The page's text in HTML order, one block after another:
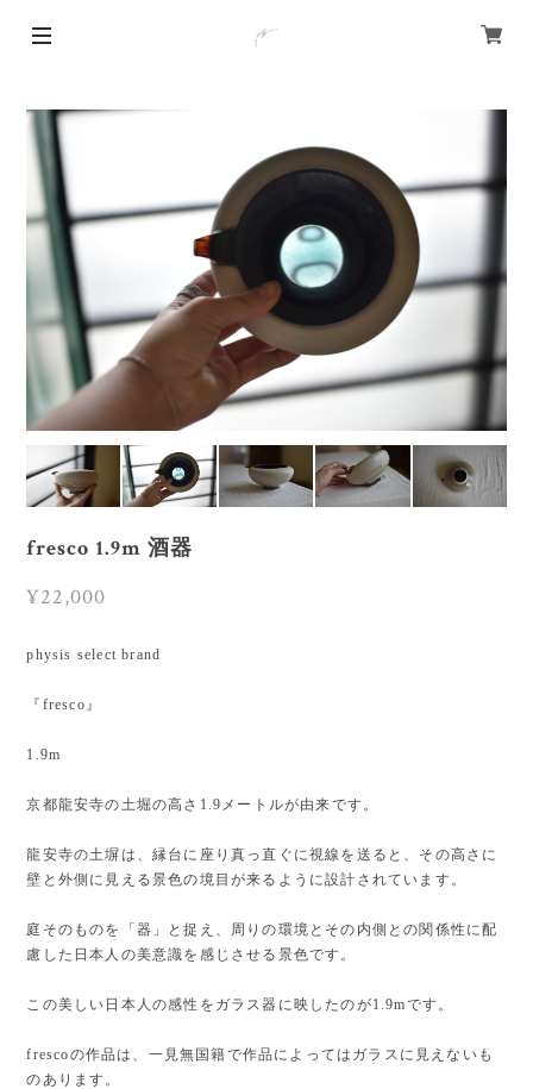
fresco 1.9m 酒器
¥22,000
physis select brand
『fresco』
1.9m
京都龍安寺の土堀の高さ1.9メートルが由来です。
龍安寺の土塀は、縁台に座り真っ直ぐに視線を送ると、その高さに
壁と外側に見える景色の境目が来るように設計されています。
庭そのものを「器」と捉え、周りの環境とその内側との関係性に配
慮した日本人の美意識を感じさせる景色です。
この美しい日本人の感性をガラス器に映したのが1.9mです。
frescoの作品は、一見無国籍で作品によってはガラスに見えないも
のあります。